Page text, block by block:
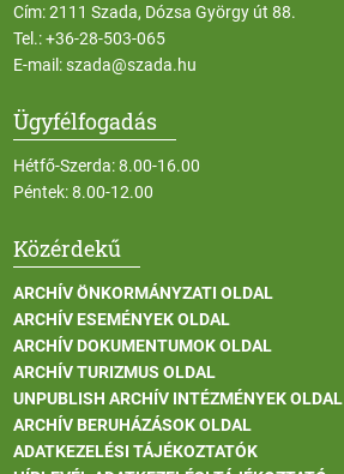
Cím: 2111 Szada, Dózsa György út 88.
Tel.:+36-28-503-065
E-mail:szada@szada.hu
Ügyfélfogadás
Hétfő-Szerda: 8.00-16.00
Péntek: 8.00-12.00
Közérdekű
ARCHÍV ÖNKORMÁNYZATI OLDAL
ARCHÍV ESEMÉNYEK OLDAL
ARCHÍV DOKUMENTUMOK OLDAL
ARCHÍV TURIZMUS OLDAL
UNPUBLISH ARCHÍV INTÉZMÉNYEK OLDAL
ARCHÍV BERUHÁZÁSOK OLDAL
ADATKEZELÉSI TÁJÉKOZTATÓK